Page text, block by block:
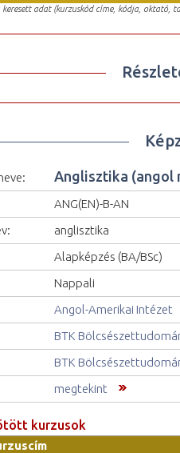
adat (kurzuskód címe, kódja, oktató,
Anglisztika (angol
ANG(EN)-B-AN
anglisztika
Alapképzés (BA/BSc)
Nappali
Angol-Amerikai Intézet
BTK
BTK
megtekint
kurzusok